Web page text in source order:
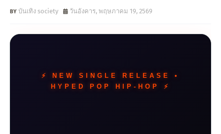
บันเทิง society วันอังคาร, พฤษภาคม 19, 2569
⚡️ NEW SINGLE RELEASE •
HYPED POP HIP-HOP ⚡️